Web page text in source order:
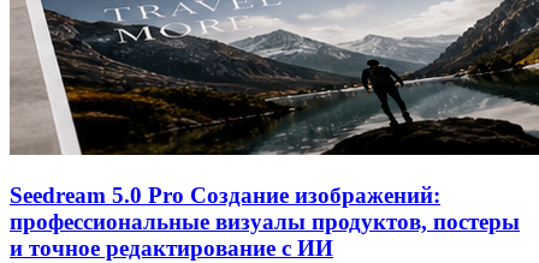
Seedream 5.0 Pro Создание изображений:
профессиональные визуалы продуктов, постеры
и точное редактирование с ИИ